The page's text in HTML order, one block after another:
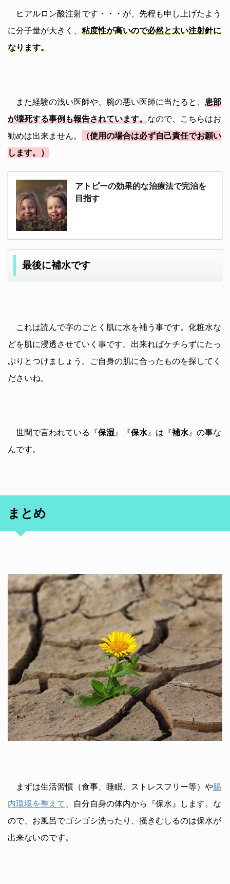
ヒアルロン酸注射です・・・が、先程も申し上げたよう
に分子量が大きく、 粘度性が高いので必然と太い注射針に
なります。
また経験の浅い医師や、腕の悪い医師に当たると、 患部
が壊死する事例も報告されています。なので、こちらはお
勧めは出来ません。
（使用の場合は必ず自己責任でお願い
します。）
アトピーの効果的な治療法で完治を
目指す
最後に補水です
これは読んで字のごとく肌に水を補う事です。化粧水な
どを肌に浸透させていく事です。出来ればケチらずにたっ
ぷりとつけましょう。ご自身の肌に合ったものを探してく
ださいね。
世間で言われている『保湿』『保水』は『補水』の事な
んです。
まとめ
まずは生活習慣（食事、睡眠、ストレスフリー等）や腸
内環境を整えて 、自分自身の体内から『保水』します。な
ので、お風呂でゴシゴシ洗ったり、掻きむしるのは保水が
出来ないのです。